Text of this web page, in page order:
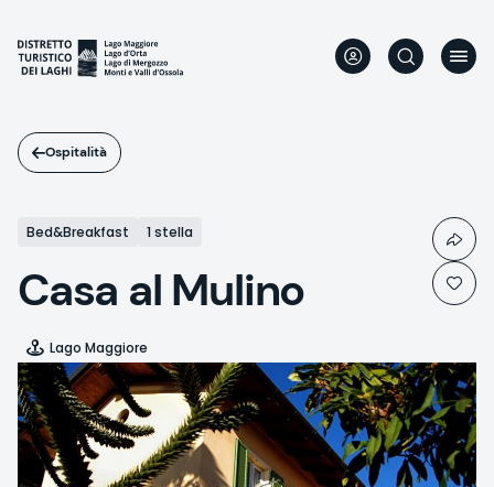
contenuto
principale
Ospitalità
Bed&Breakfast 1 stella
Casa al Mulino
Lago Maggiore